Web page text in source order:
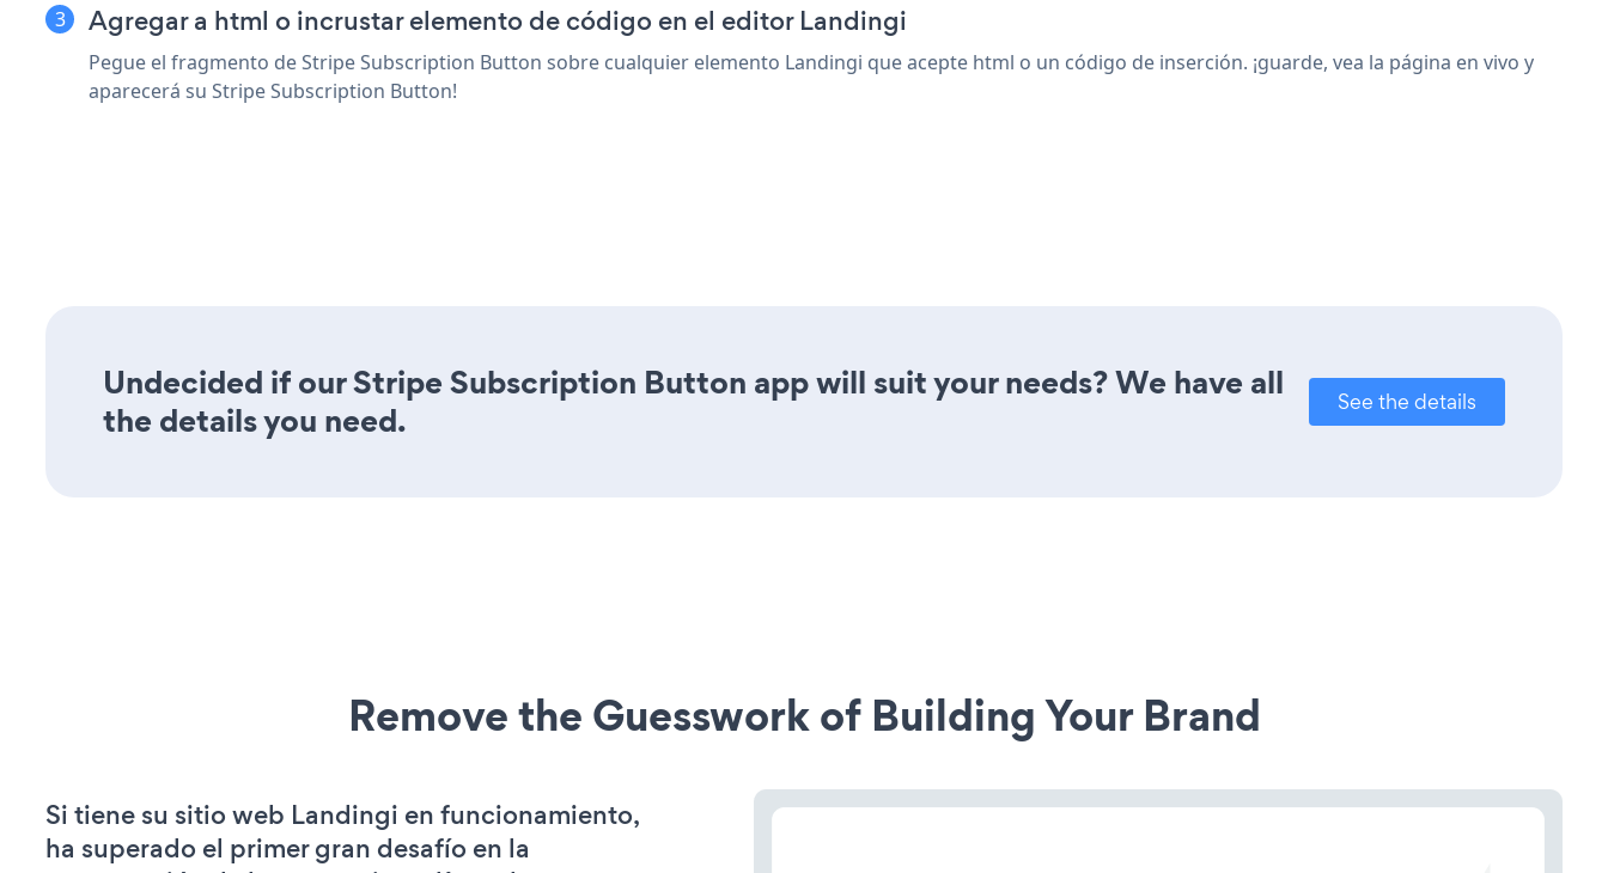
Agregar a html o incrustar elemento de código en el editor Landingi
Pegue el fragmento de Stripe Subscription Button sobre cualquier elemento Landingi que acepte html o un código de inserción. ¡guarde, vea la página en vivo y
aparecerá su Stripe Subscription Button!
Undecided if our Stripe Subscription Button app will suit your needs? We have all
the details you need.
See the details
Remove the Guesswork of Building Your Brand
Si tiene su sitio web Landingi en funcionamiento,
ha superado el primer gran desafío en la